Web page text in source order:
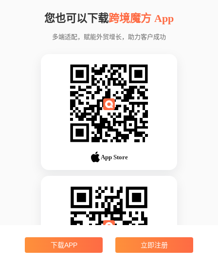
您也可以下载跨境魔方 App
多端适配，赋能外贸增长，助力客户成功
App Store
下载APP 立即注册